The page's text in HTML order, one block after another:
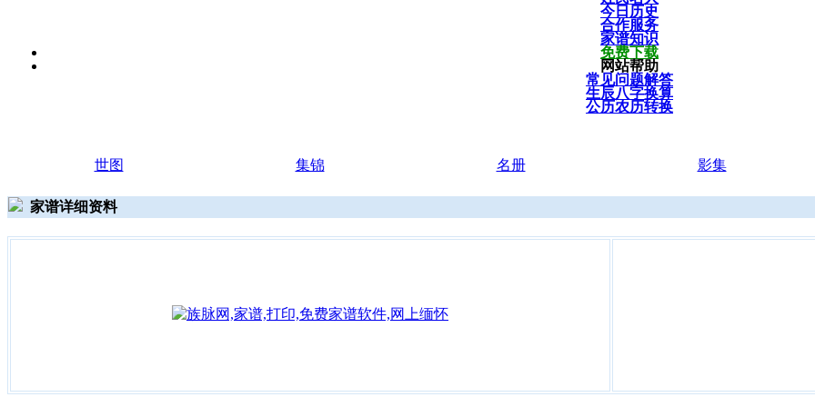
今日历史
合作服务
家谱知识
免费下载
网站帮助
常见问题解答
生辰八字换算
公历农历转换
世图 集锦 名册 影集
家谱详细资料